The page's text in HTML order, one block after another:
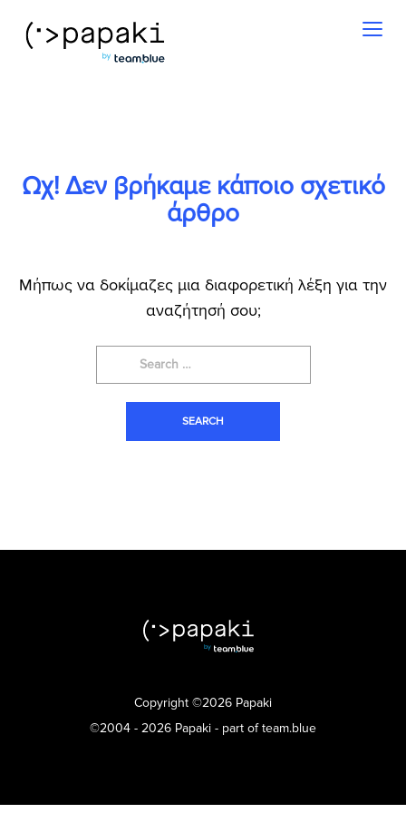
Ωχ! Δεν βρήκαμε κάποιο σχετικό
άρθρο
Μήπως να δοκίμαζες μια διαφορετική λέξη για την
αναζήτησή σου;
Copyright ©2026 Papaki
©2004 - 2026 Papaki - part of team.blue